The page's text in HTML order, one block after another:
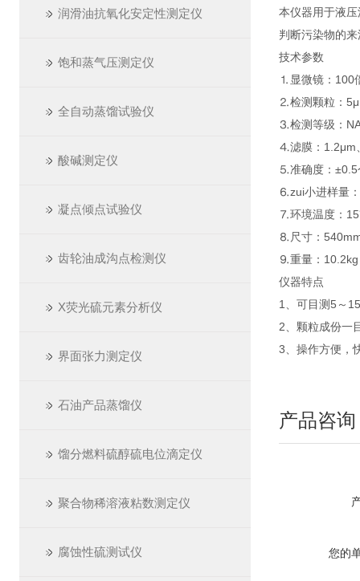
润滑油抗氧化安定性测定仪
饱和蒸气压测定仪
全自动蒸馏试验仪
酸碱测定仪
凝点倾点试验仪
齿轮油成沟点检测仪
X荧光硫元素分析仪
界面张力测定仪
石油产品蒸馏仪
馏分燃料硫醇硫电位滴定仪
聚合物稀溶液粘数测定仪
腐蚀性硫测试仪
本仪器用于液
判断污染物的来
技术参数
⒈显微镜：100
⒉检测颗粒：
⒊检测等级：
⒋滤膜：1.2μm
⒌准确度：±0.5
⒍zui小进样量
⒎环境温度：
⒏尺寸：
⒐重量：10.2kg
仪器特点
1、可目测5～
2、颗粒成份一
3、操作方便，
产品咨询
您的